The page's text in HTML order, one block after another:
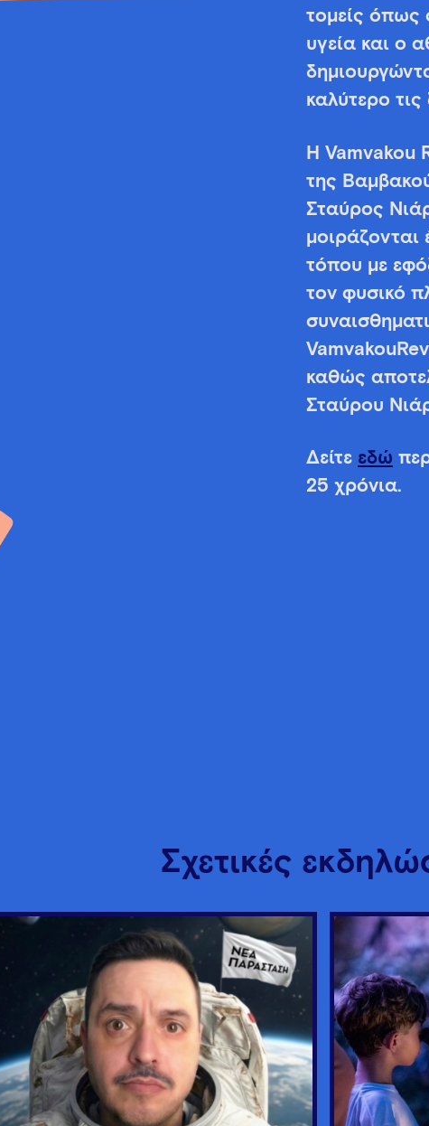
τομείς όπως
υγεία και ο
καλύτερο
Η Vamvakou
της
Σταύρος
τόπου με
τον φυσικό
καθώς
Σταύρου
Δείτε εδώ
25 χρόνια.
Σχετικές